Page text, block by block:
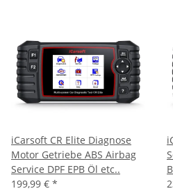
iCarsoft CR Elite Diagnose
Motor Getriebe ABS Airbag
Service DPF EPB Öl etc..
199,99 € *